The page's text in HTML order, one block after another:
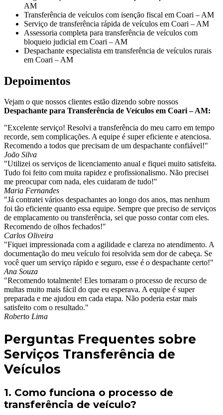
AM
Transferência de veículos com isenção fiscal em Coari – AM
Serviço de transferência rápida de veículos em Coari – AM
Assessoria completa para transferência de veículos com
bloqueio judicial em Coari – AM
Despachante especialista em transferência de veículos rurais
em Coari – AM
Depoimentos
Vejam o que nossos clientes estão dizendo sobre nossos
Despachante para Transferência de Veículos em Coari – AM:
"Excelente serviço! Resolvi a transferência do meu carro em tempo
recorde, sem complicações. A equipe é super eficiente e atenciosa.
Recomendo a todos que precisam de um despachante confiável!"
João Silva
"Utilizei os serviços de licenciamento anual e fiquei muito satisfeita.
Tudo foi feito com muita rapidez e profissionalismo. Não precisei
me preocupar com nada, eles cuidaram de tudo!"
Maria Fernandes
"Já contratei vários despachantes ao longo dos anos, mas nenhum
foi tão eficiente quanto essa equipe. Sempre que preciso de serviços
de emplacamento ou transferência, sei que posso contar com eles.
Recomendo de olhos fechados!"
Carlos Oliveira
"Fiquei impressionada com a agilidade e clareza no atendimento. A
documentação do meu veículo foi resolvida sem dor de cabeça. Se
você quer um serviço rápido e seguro, esse é o despachante certo!"
Ana Souza
"Recomendo totalmente! Eles tornaram o processo de recurso de
multas muito mais fácil do que eu esperava. A equipe é super
preparada e me ajudou em cada etapa. Não poderia estar mais
satisfeito com o resultado."
Roberto Lima
Perguntas Frequentes sobre
Serviços Transferência de
Veículos
1. Como funciona o processo de
transferência de veículo?